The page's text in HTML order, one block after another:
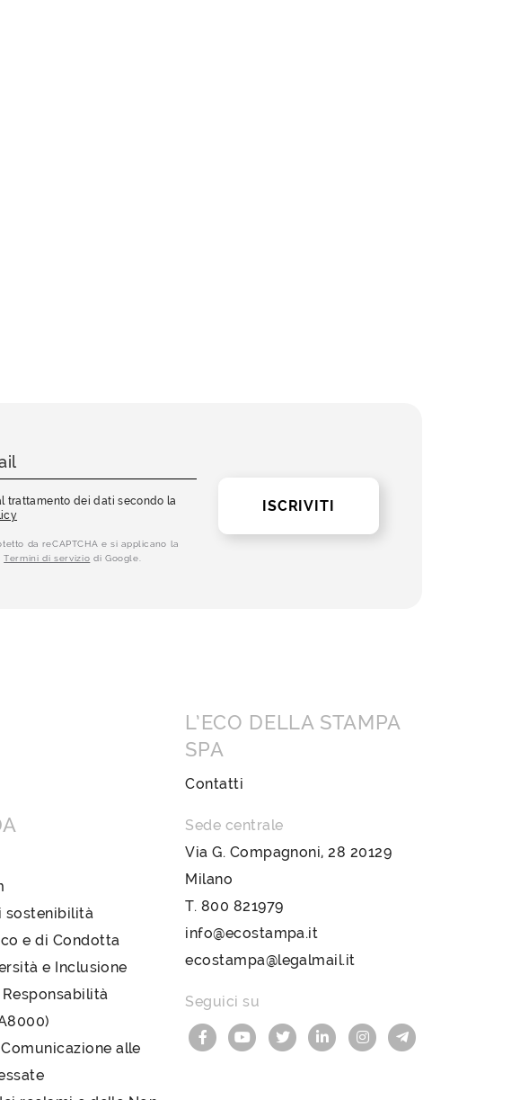
trattamento dei dati secondo la
da reCAPTCHA e si applicano la
Termini di servizio di Google.
ISCRIVITI
sostenibilità
e di Condotta
e Inclusione
alle
L’ECO DELLA STAMPA
SPA
Contatti
Sede centrale
Via G. Compagnoni, 28 20129
Milano
T. 800 821979
info@ecostampa.it
ecostampa@legalmail.it
Seguici su